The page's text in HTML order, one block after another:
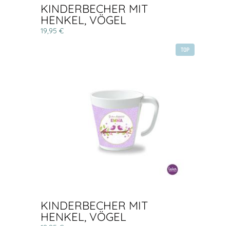
KINDERBECHER MIT
HENKEL, VÖGEL
19,95 €
TOP
KINDERBECHER MIT
HENKEL, VÖGEL